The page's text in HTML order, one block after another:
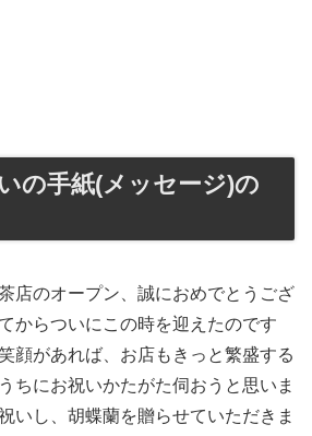
の手紙(メッセージ)の
店のオープン、誠におめでとうござ
からついにこの時を迎えたのです
顔があれば、お店もきっと繁盛する
ちにお祝いかたがた伺おうと思いま
いし、胡蝶蘭を贈らせていただきま